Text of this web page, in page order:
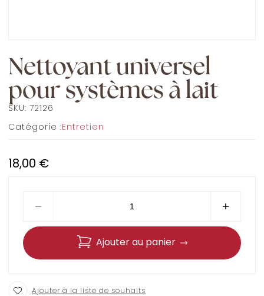
Nettoyant universel
pour systèmes à lait
SKU: 72126
Catégorie :Entretien
18,00 €
Ajouter au panier
Ajouter à la liste de souhaits